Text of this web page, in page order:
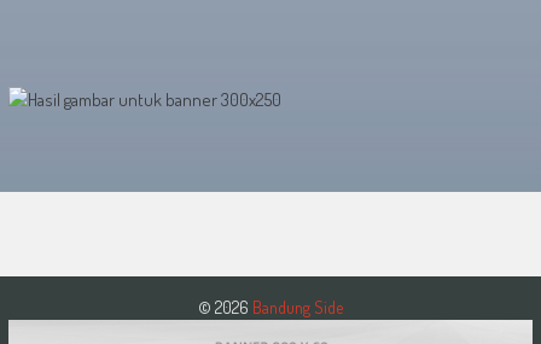
© 2026 Bandung Side